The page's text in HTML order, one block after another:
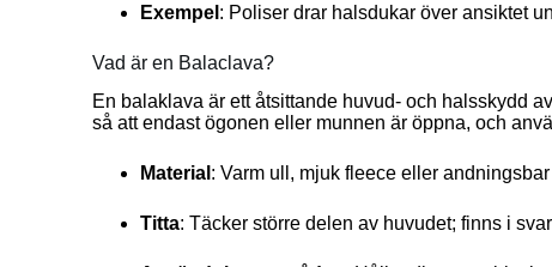
Exempel : Poliser drar halsdukar över ansiktet
Vad är en Balaclava?
En balaklava är ett åtsittande huvud- och halsskydd
så att endast ögonen eller munnen är öppna, och
Material : Varm ull, mjuk fleece eller
Titta: Täcker större delen av huvudet; finns i